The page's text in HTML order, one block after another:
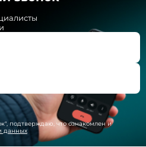
", подтверждаю, что ознакомлен и
данных